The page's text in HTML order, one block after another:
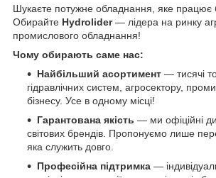
Шукаєте потужне обладнання, яке працює
Обирайте Hydrolider— лідера на ринку
промислового обладнання!
Чому обирають саме нас:
Найбільший асортимент — тисячі
гідравлічних систем, агросектору,
бізнесу. Усе в одному місці!
Гарантована якість — ми офіційні
світових брендів. Пропонуємо лише
яка служить довго.
Професійна підтримка —